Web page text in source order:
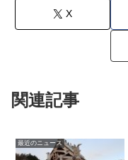
X
関連記事
最近のニュース